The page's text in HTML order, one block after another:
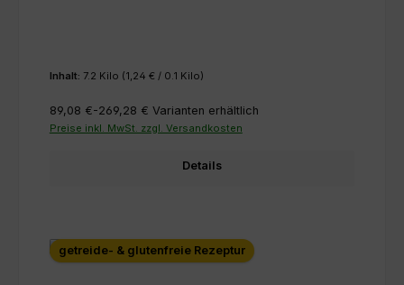
Inhalt: 7.2 Kilo (1,24 € / 0.1 Kilo)
89,08 €-269,28 € Varianten erhältlich
Preise inkl. MwSt. zzgl. Versandkosten
Details
getreide- & glutenfreie Rezeptur